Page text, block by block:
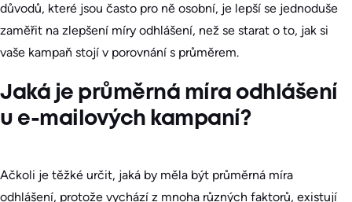
důvodů, které jsou často pro ně osobní, je lepší se jednoduše
zaměřit na zlepšení míry odhlášení, než se starat o to, jak si
vaše kampaň stojí v porovnání s průměrem.
Jaká je průměrná míra odhlášení
u e-mailových kampaní?
Ačkoli je těžké určit, jaká by měla být průměrná míra
odhlášení, protože vychází z mnoha různých faktorů, existují